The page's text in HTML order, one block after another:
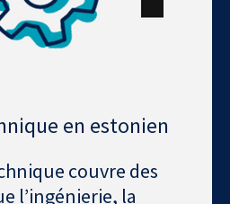
en estonien
couvre des
l’ingénierie, la